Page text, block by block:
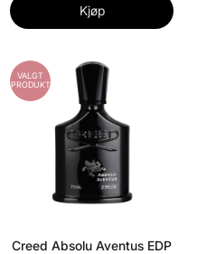
Kjøp
VALGT
PRODUKT
Creed Absolu Aventus EDP